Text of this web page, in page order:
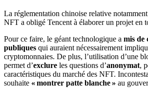
La réglementation chinoise relative notamment
NFT a obligé Tencent à élaborer un projet en
Pour ce faire, le géant technologique a mis de
publiques qui auraient nécessairement
cryptomonnaies. De plus, l’utilisation d’une
permet d’exclure les questions d’anonymat,
caractéristiques du marché des NFT.
souhaite « montrer patte blanche » au